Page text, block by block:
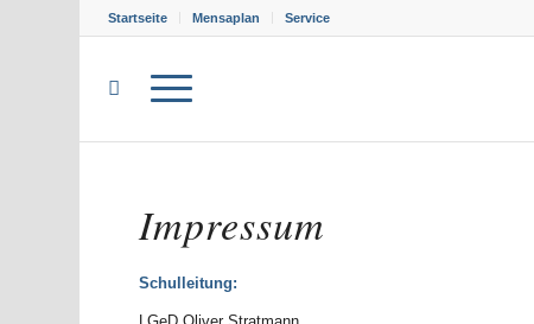
Startseite Mensaplan Service
Impressum
Schulleitung: